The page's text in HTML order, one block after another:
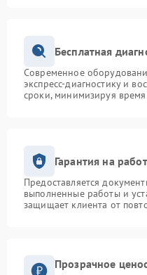
Бесплатная
Современное
экспресс-диагностику и
сроки, минимизируя время
Гарантия на
Предоставляется
выполненные работы и
защищает клиента от
Прозрачное